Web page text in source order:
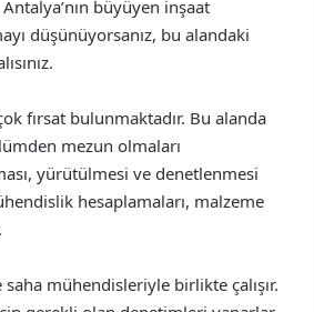
büyüyen inşaat
düşünüyorsanız, bu alandaki
fırsat bulunmaktadır. Bu alanda
mezun olmaları
yürütülmesi ve denetlenmesi
hesaplamaları, malzeme
mühendisleriyle birlikte çalışır.